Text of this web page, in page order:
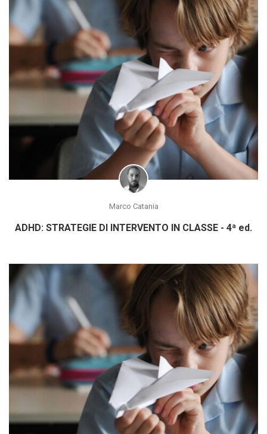
Marco Catania
ADHD: STRATEGIE DI INTERVENTO IN CLASSE - 4ª ed.